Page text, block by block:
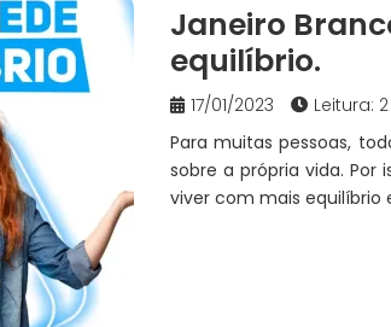
Janeiro
equilíbrio.
17/01/2023
Leitura:
Para muitas pessoas,
sobre a própria vida.
viver com mais equilíbrio